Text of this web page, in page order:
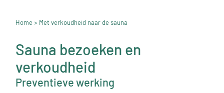
Home> Met verkoudheid naar de sauna
Sauna bezoeken en
verkoudheid
Preventieve werking